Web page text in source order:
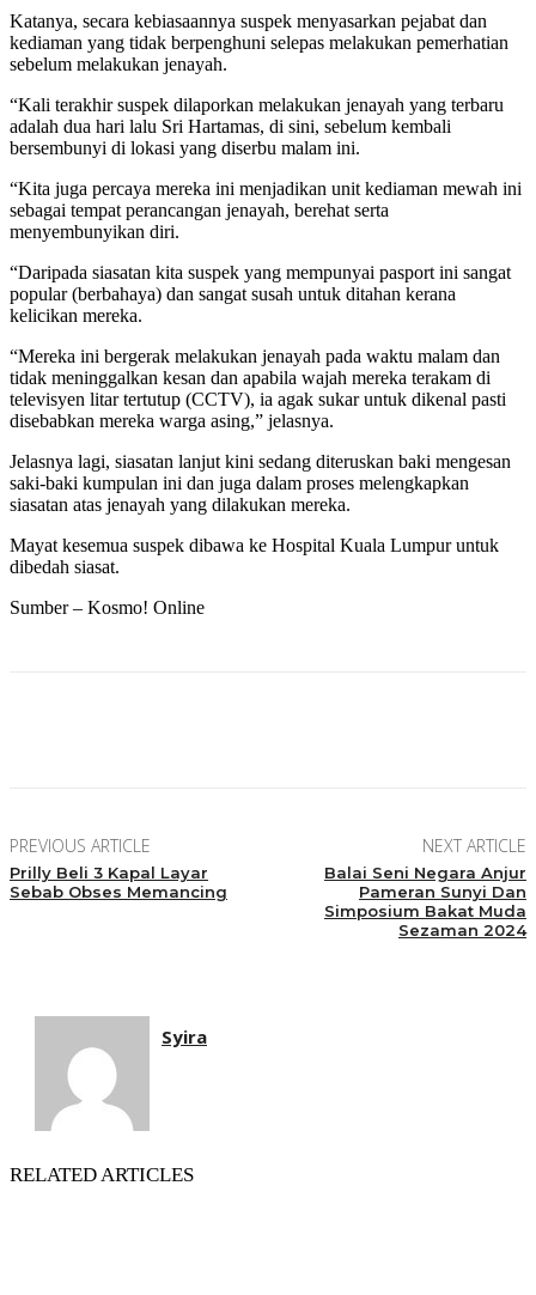
Katanya, secara kebiasaannya suspek menyasarkan pejabat dan
kediaman yang tidak berpenghuni selepas melakukan pemerhatian
sebelum melakukan jenayah.
“Kali terakhir suspek dilaporkan melakukan jenayah yang terbaru
adalah dua hari lalu Sri Hartamas, di sini, sebelum kembali
bersembunyi di lokasi yang diserbu malam ini.
“Kita juga percaya mereka ini menjadikan unit kediaman mewah ini
sebagai tempat perancangan jenayah, berehat serta
menyembunyikan diri.
“Daripada siasatan kita suspek yang mempunyai pasport ini sangat
popular (berbahaya) dan sangat susah untuk ditahan kerana
kelicikan mereka.
“Mereka ini bergerak melakukan jenayah pada waktu malam dan
tidak meninggalkan kesan dan apabila wajah mereka terakam di
televisyen litar tertutup (CCTV), ia agak sukar untuk dikenal pasti
disebabkan mereka warga asing,” jelasnya.
Jelasnya lagi, siasatan lanjut kini sedang diteruskan baki mengesan
saki-baki kumpulan ini dan juga dalam proses melengkapkan
siasatan atas jenayah yang dilakukan mereka.
Mayat kesemua suspek dibawa ke Hospital Kuala Lumpur untuk
dibedah siasat.
Sumber – Kosmo! Online
PREVIOUS ARTICLE
Prilly Beli 3 Kapal Layar
Sebab Obses Memancing
NEXT ARTICLE
Balai Seni Negara Anjur
Pameran Sunyi Dan
Simposium Bakat Muda
Sezaman 2024
Syira
RELATED ARTICLES